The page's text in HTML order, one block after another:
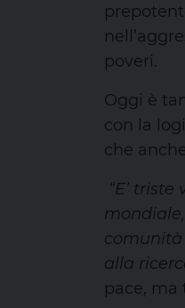
poveri.
Oggi è
con la
che
“E’
comunità
alla
pace,